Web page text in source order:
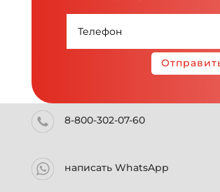
8-800-302-07-60
написать WhatsApp